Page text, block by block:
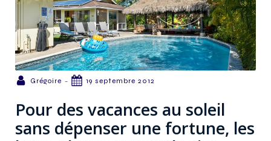
Grégoire - 19 septembre 2012
Pour des vacances au soleil
sans dépenser une fortune, les